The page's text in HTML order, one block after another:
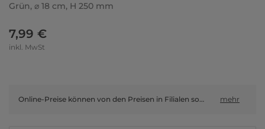
Grün, ⌀ 18 cm, H 250 mm
7,99 €
inkl. MwSt
Online-Preise können von den Preisen in Filialen sowie Shop-in-Shop-Flächen abweichen. mehr